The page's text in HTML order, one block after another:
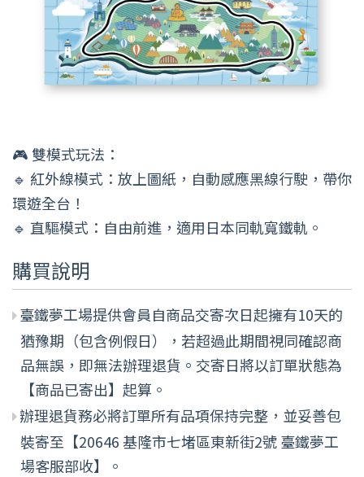
🎮 雙模式玩法：
🔹 紅外線模式：放上圖紙，自動感應黑線行駛，帶你
環遊全台！
🔹 直驅模式：自由前進，適用日本同軌寬鐵軌。
購買說明
臺鐵夢工場提供會員自商品交寄次日起擁有10天的
猶豫期（包含例假日），若超過此期間視同確認商
品無誤，即無法辦理退貨。交寄日將以訂單狀態為
【商品已寄出】起算。
辦理退貨務必將訂單所有品項保持完整，並妥善包
裝寄至【20646 基隆市七堵區東新街2號 臺鐵夢工
場客服部收】。